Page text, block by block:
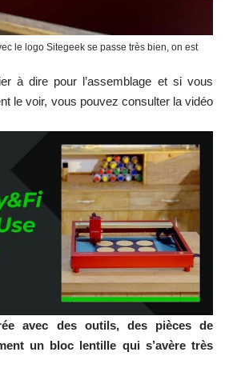
disposant d’une interface très conviviale
compatible avec logiciel